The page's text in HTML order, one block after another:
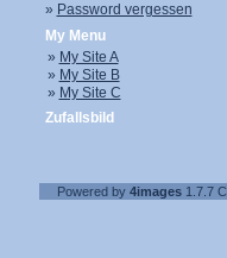
» Password vergessen
My Menu
» My Site A
» My Site B
» My Site C
Zufallsbild
Powered by 4images1.7.7